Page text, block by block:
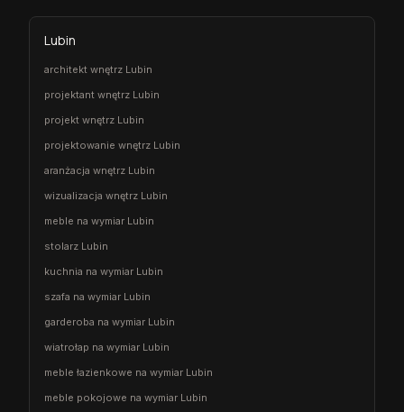
Lubin
architekt wnętrz Lubin
projektant wnętrz Lubin
projekt wnętrz Lubin
projektowanie wnętrz Lubin
aranżacja wnętrz Lubin
wizualizacja wnętrz Lubin
meble na wymiar Lubin
stolarz Lubin
kuchnia na wymiar Lubin
szafa na wymiar Lubin
garderoba na wymiar Lubin
wiatrołap na wymiar Lubin
meble łazienkowe na wymiar Lubin
meble pokojowe na wymiar Lubin